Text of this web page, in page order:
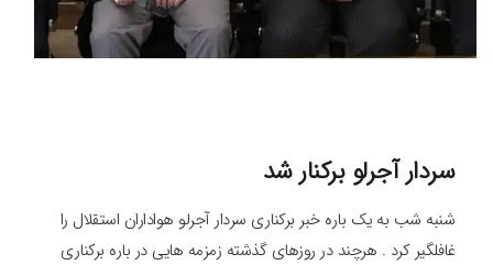
سردار آجرلو برکنار شد
شنبه شب به یک باره خبر برکناری سردار آجرلو هواداران استقلال را
غافلگیر کرد . هرچند در روزهای گذشته زمزمه هایی در باره برکناری